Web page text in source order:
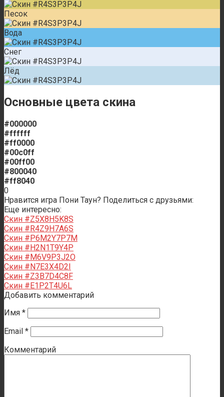
Песок
Вода
Снег
Лёд
Основные цвета скина
#000000
#ffffff
#ff0000
#00c0ff
#00ff00
#800040
#ff8040
0
Нравится игра Пони Таун? Поделиться с друзьями:
Еще интересно:
Скин #Z5X8H5K8S
Скин #R4Z9H7A6S
Скин #P6M2Y7P7M
Скин #H2N1T9Y4P
Скин #M6V9P3J2O
Скин #N7E3X4D2I
Скин #Z3B7D4C8F
Скин #E1P2T4U6L
Добавить комментарий
Имя *
Email *
Комментарий